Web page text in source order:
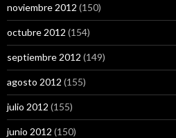
noviembre 2012 (150)
octubre 2012 (154)
septiembre 2012 (149)
agosto 2012 (155)
julio 2012 (155)
junio 2012 (150)